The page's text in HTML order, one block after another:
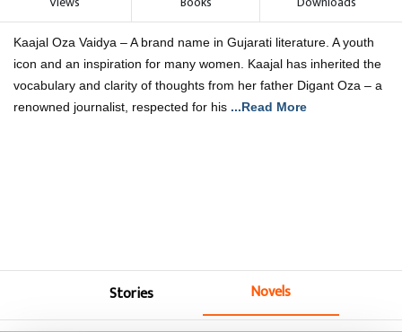
Kaajal Oza Vaidya – A brand name in Gujarati literature. A youth
icon and an inspiration for many women. Kaajal has inherited the
vocabulary and clarity of thoughts from her father Digant Oza – a
renowned journalist, respected for his ...Read More
Stories Novels